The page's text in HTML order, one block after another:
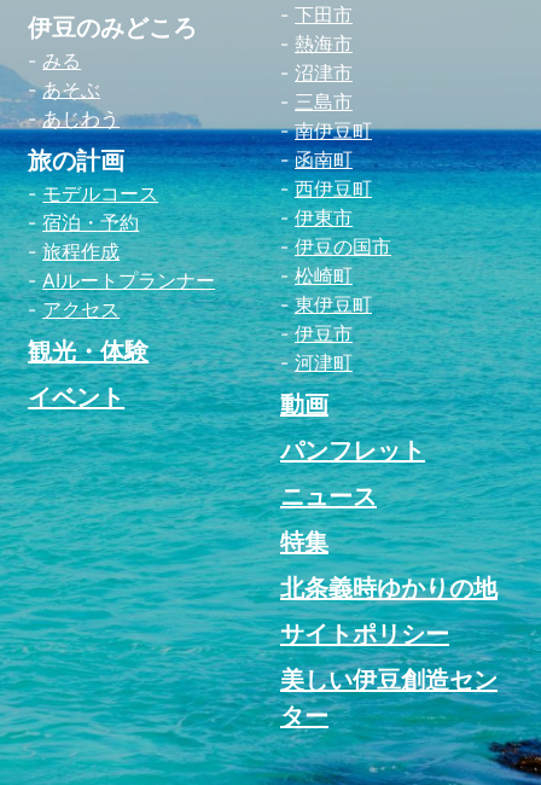
伊豆のみどころ
みる
あそぶ
あじわう
旅の計画
モデルコース
宿泊・予約
旅程作成
AIルートプランナー
アクセス
観光・体験
イベント
下田市
熱海市
沼津市
三島市
南伊豆町
函南町
西伊豆町
伊東市
伊豆の国市
松崎町
東伊豆町
伊豆市
河津町
動画
パンフレット
ニュース
特集
北条義時ゆかりの地
サイトポリシー
美しい伊豆創造セン
ター